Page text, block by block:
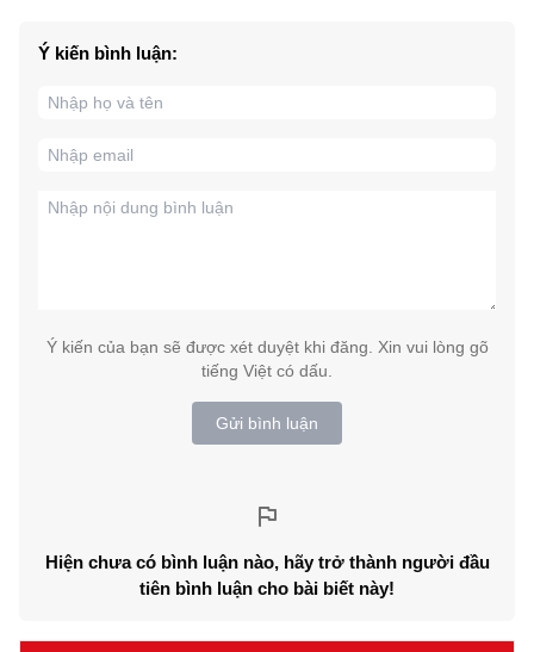
Ý kiến bình luận:
Ý kiến của bạn sẽ được xét duyệt khi đăng. Xin vui lòng gõ
tiếng Việt có dấu.
Gửi bình luận
Hiện chưa có bình luận nào, hãy trở thành người đầu
tiên bình luận cho bài biết này!